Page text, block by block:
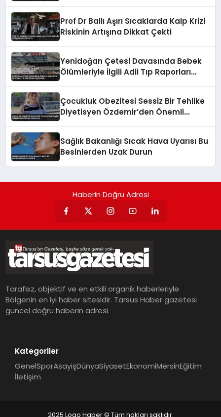
Prof Dr Ballı Aşırı Sıcaklarda Kalp Krizi
Riskinin Artışına Dikkat Çekti
Yenidoğan Çetesi Davasında Bebek
Ölümleriyle İlgili Adli Tıp Raporları
Çocukluk Obezitesi Sessiz Bir Tehlike
Diyetisyen Özdemir’den Önemli
Sağlık Bakanlığı Sıcak Hava Uyarısı Bu
Besinlerden Uzak Durun
Haberin Doğru Adresi
Tarafsız, objektif ve en etkili organik haberleriyle
Bölgenin en iyi haber sitesidir. Tarsus Haber gazetesi
güncel doğru haberin adresi.
Kategoriler
GenelSporAsayişDünyaSiyasetEkonomiMersinEğitim
İletişim
2025 Logo Haber © Tüm hakları saklıdır.